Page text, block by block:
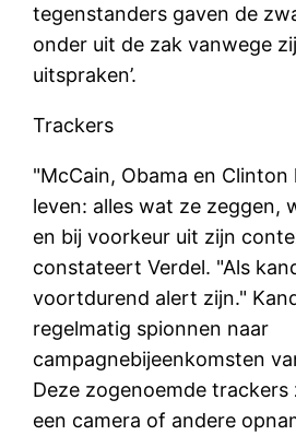
tegenstanders gaven de
onder uit de zak vanwege
uitspraken’.
Trackers
"McCain, Obama en Clinton
leven: alles wat ze zeggen,
en bij voorkeur uit zijn
constateert Verdel. "Als
voortdurend alert zijn."
regelmatig spionnen naar
campagnebijeenkomsten
Deze zogenoemde
een camera of andere